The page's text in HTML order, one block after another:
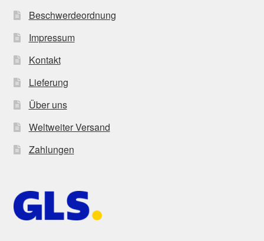
Beschwerdeordnung
Impressum
Kontakt
Lieferung
Über uns
Weltweiter Versand
Zahlungen